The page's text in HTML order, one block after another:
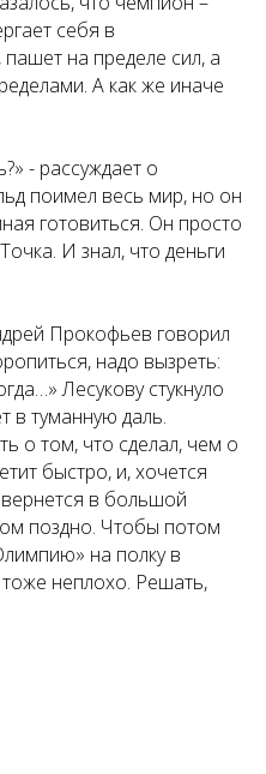
себя в
на пределе сил, а
А как же иначе
- рассуждает о
поимел весь мир, но он
готовиться. Он просто
И знал, что деньги
Прокофьев говорил
надо вызреть:
Лесукову стукнуло
в туманную даль.
о том, что сделал, чем о
быстро, и, хочется
в большой
поздно. Чтобы потом
на полку в
тоже неплохо. Решать,